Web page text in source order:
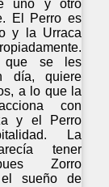
uno y otro
El Perro es
y la Urraca
que se les
día, quiere
a lo que la
con
y el Perro
La
tener
Zorro
el sueño de